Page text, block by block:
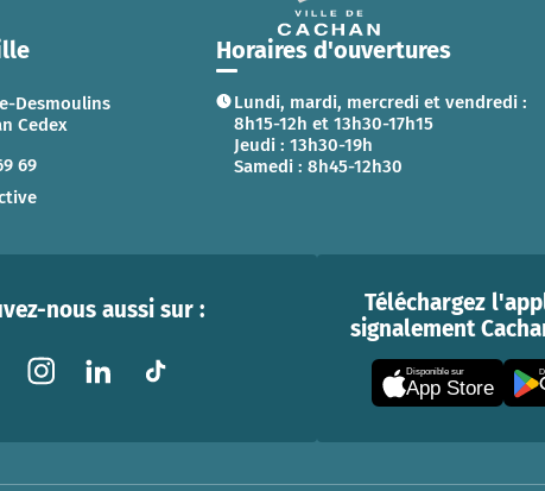
Desmoulins
Cedex
69
Horaires d'ouvertures
Lundi, mardi, mercredi et vendredi :
8h15-12h et 13h30-17h15
Jeudi : 13h30-19h
Samedi : 8h45-12h30
nous aussi sur :
Téléchargez
signalement
Disponible sur
App Store